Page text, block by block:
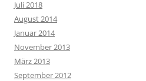
Juli 2018
August 2014
Januar 2014
November 2013
März 2013
September 2012